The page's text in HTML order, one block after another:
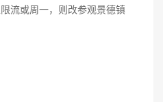
流或周一，则改参观景德镇